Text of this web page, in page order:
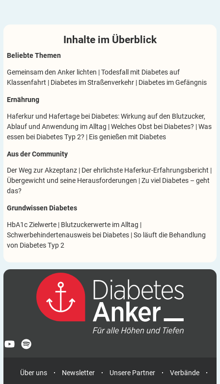
Inhalte im Überblick
Beliebte Themen
Gemeinsam den Anker lichten |Todesfall mit Diabetes auf
Klassenfahrt | Diabetes im Straßenverkehr | Diabetes im Gefängnis
Ernährung
Haferkur und Hafertage bei Diabetes: Wirkung auf den Blutzucker,
Ablauf und Anwendung im Alltag |Welches Obst bei Diabetes? |Was
essen bei Diabetes Typ 2? | Eis genießen mit Diabetes
Aus der Community
Der Weg zur Akzeptanz | Der ehrlichste Haferkur-Erfahrungsbericht |
Übergewicht und seine Herausforderungen |Zu viel Diabetes – geht
das?
Grundwissen Diabetes
HbA1c Zielwerte | Blutzuckerwerte im Alltag |
Schwerbehindertenausweis bei Diabetes |So läuft die Behandlung
von Diabetes Typ 2
Über uns Newsletter Unsere Partner Verbände